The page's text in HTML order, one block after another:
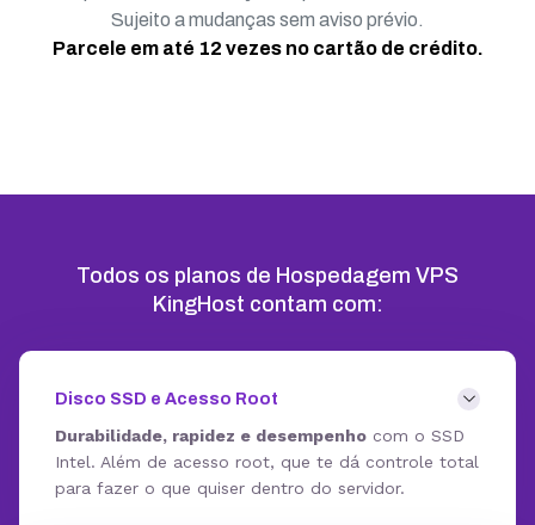
Sujeito a mudanças sem aviso prévio.
Parcele em até 12 vezes no cartão de crédito.
Todos os planos de Hospedagem VPS
KingHost contam com:
Disco SSD e Acesso Root
Durabilidade, rapidez e desempenho com o SSD
Intel. Além de acesso root, que te dá controle total
para fazer o que quiser dentro do servidor.